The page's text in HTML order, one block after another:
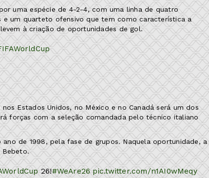
uma espécie de 4-2-4, com uma linha de quatro
e um quarteto ofensivo que tem como característica a
à criação de oportunidades de gol.
Estados Unidos, no México e no Canadá será um dos
forças com a seleção comandada pelo técnico italiano
de 1998, pela fase de grupos. Naquela oportunidade, a
Bebeto.
26!#WeAre26 pic.twitter.com/n1AI0wMeqy